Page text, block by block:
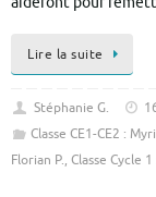
Lire la suite
Stéphanie G.
Classe CE1-CE2 :
Florian P., Classe Cycle